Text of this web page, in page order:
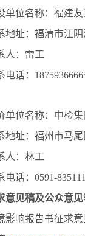
单位名称：福建
地址：福清市江
人：雷工
电话：
单位名称：中检
地址：福州市马
人：林工
电话：0591-
意见稿及公众意
影响报告书征求